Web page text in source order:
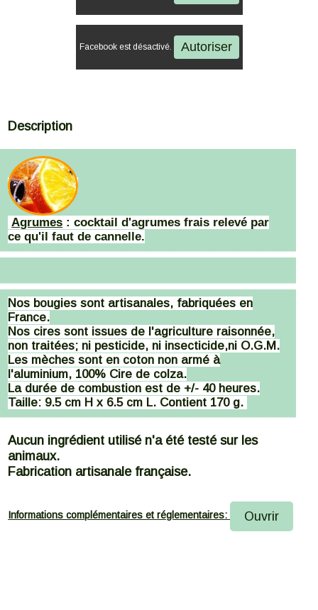
Facebook est désactivé. Autoriser
Description
Agrumes : cocktail d'agrumes frais relevé par
ce qu'il faut de cannelle.
Nos bougies sont artisanales, fabriquées en
France.
Nos cires sont issues de l'agriculture raisonnée,
non traitées; ni pesticide, ni insecticide,ni O.G.M.
Les mèches sont en coton non armé à
l'aluminium, 100% Cire de colza.
La durée de combustion est de +/- 40 heures.
Taille: 9.5 cm H x 6.5 cm L. Contient 170 g.
Aucun ingrédient utilisé n'a été testé sur les
animaux.
Fabrication artisanale française.
Informations complémentaires et réglementaires: Ouvrir